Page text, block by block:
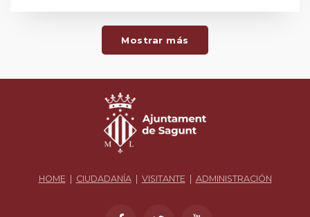
Mostrar más
HOME| CIUDADANÍA| VISITANTE| ADMINISTRACIÓN